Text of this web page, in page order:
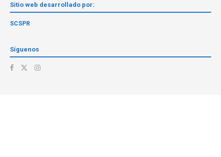
Sitio web desarrollado por:
SCSPR
Síguenos